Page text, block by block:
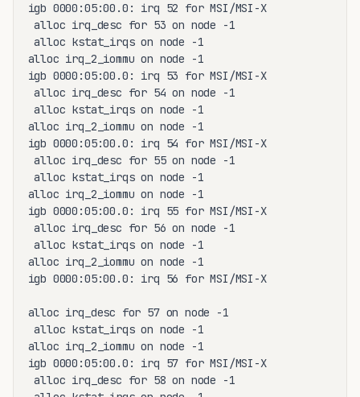
igb 0000:05:00.0: irq 52 for MSI/MSI-X
alloc irq_desc for 53 on node -1
alloc kstat_irqs on node -1
alloc irq_2_iommu on node -1
igb 0000:05:00.0: irq 53 for MSI/MSI-X
alloc irq_desc for 54 on node -1
alloc kstat_irqs on node -1
alloc irq_2_iommu on node -1
igb 0000:05:00.0: irq 54 for MSI/MSI-X
alloc irq_desc for 55 on node -1
alloc kstat_irqs on node -1
alloc irq_2_iommu on node -1
igb 0000:05:00.0: irq 55 for MSI/MSI-X
alloc irq_desc for 56 on node -1
alloc kstat_irqs on node -1
alloc irq_2_iommu on node -1
igb 0000:05:00.0: irq 56 for MSI/MSI-X
alloc irq_desc for 57 on node -1
alloc kstat_irqs on node -1
alloc irq_2_iommu on node -1
igb 0000:05:00.0: irq 57 for MSI/MSI-X
alloc irq_desc for 58 on node -1